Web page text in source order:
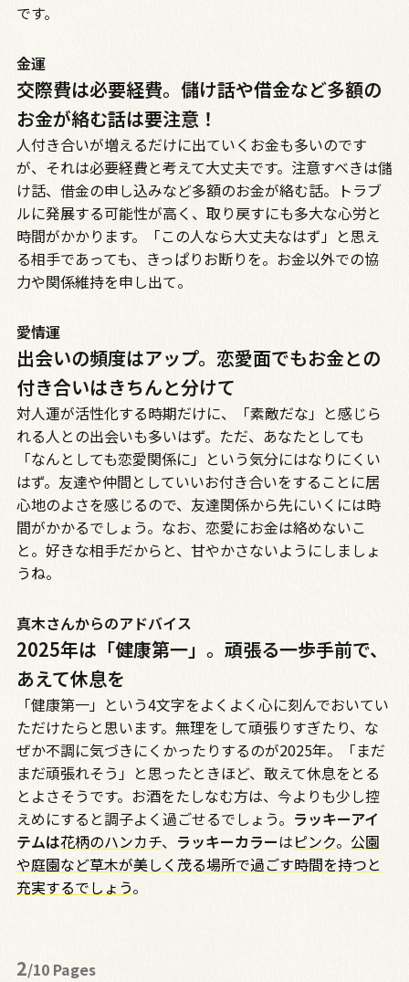
です。
金運
交際費は必要経費。儲け話や借金など多額の
お金が絡む話は要注意！
人付き合いが増えるだけに出ていくお金も多いのです
が、それは必要経費と考えて大丈夫です。注意すべきは儲
け話、借金の申し込みなど多額のお金が絡む話。トラブ
ルに発展する可能性が高く、取り戻すにも多大な心労と
時間がかかります。「この人なら大丈夫なはず」と思え
る相手であっても、きっぱりお断りを。お金以外での協
力や関係維持を申し出て。
愛情運
出会いの頻度はアップ。恋愛面でもお金との
付き合いはきちんと分けて
対人運が活性化する時期だけに、「素敵だな」と感じら
れる人との出会いも多いはず。ただ、あなたとしても
「なんとしても恋愛関係に」という気分にはなりにくい
はず。友達や仲間としていいお付き合いをすることに居
心地のよさを感じるので、友達関係から先にいくには時
間がかかるでしょう。なお、恋愛にお金は絡めないこ
と。好きな相手だからと、甘やかさないようにしましょ
うね。
真木さんからのアドバイス
2025年は「健康第一」。頑張る一歩手前で、
あえて休息を
「健康第一」という4文字をよくよく心に刻んでおいてい
ただけたらと思います。無理をして頑張りすぎたり、な
ぜか不調に気づきにくかったりするのが2025年。「まだ
まだ頑張れそう」と思ったときほど、敢えて休息をとる
とよさそうです。お酒をたしなむ方は、今よりも少し控
えめにすると調子よく過ごせるでしょう。 ラッキーアイ
テムは花柄のハンカチ、 ラッキーカラーはピンク。 公園
や庭園など草木が美しく茂る場所で過ごす時間を持つと
充実するでしょう。
2/10 Pages